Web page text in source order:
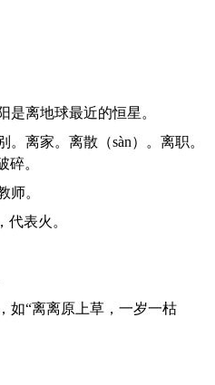
是离地球最近的恒星。
碎。
师。
代表火。